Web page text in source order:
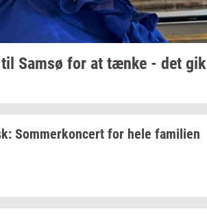
Samsø for at tænke - det gik
Som­mer­kon­cert for hele fa­mi­li­en